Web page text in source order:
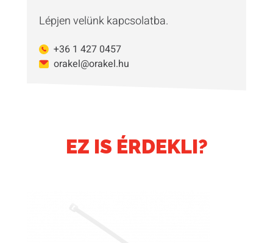
Lépjen velünk kapcsolatba.
+36 1 427 0457
orakel@orakel.hu
EZ IS ÉRDEKLI?